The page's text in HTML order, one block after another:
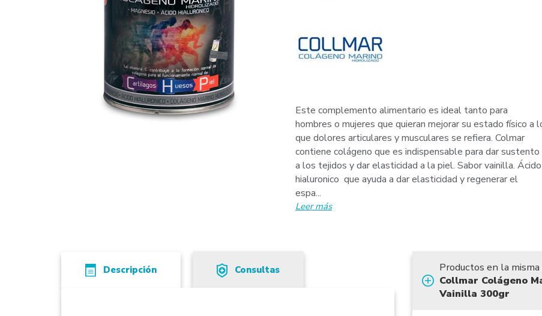
Este complemento alimentario es ideal tanto para
hombres o mujeres que quieran mejorar su estado físico a
que dolores articulares y musculares se refiera. Colmar
contiene colágeno que es indispensable para dar sustento
a los tejidos y dar elasticidad a la piel. Sabor vainilla. Ácido
hialuronico que ayuda a dar elasticidad y regenerar el
espa...
Leer más
Descripción Consultas
Productos en la
Collmar Colágeno
Vainilla 300gr